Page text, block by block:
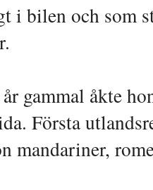
i bilen och som
gammal åkte
Första
mandariner,